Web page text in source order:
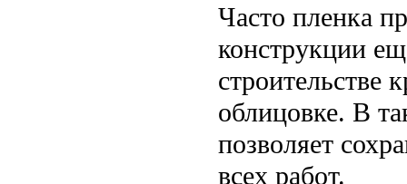
Часто пленка
конструкции
облицовке. В
позволяет
всех работ.